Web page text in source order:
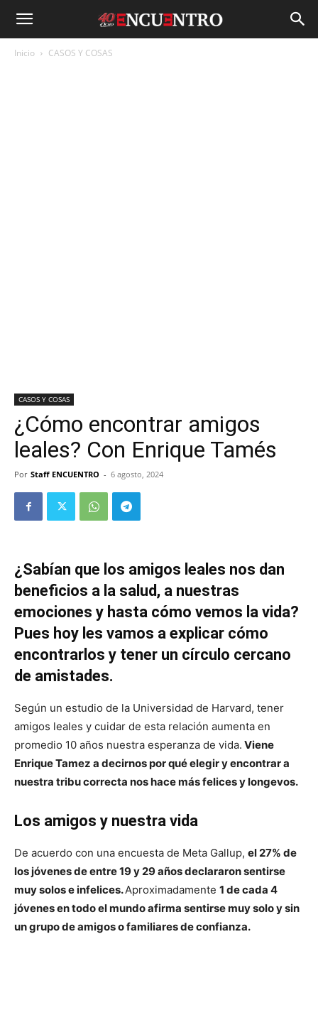
Inicio CASOS Y COSAS
CASOS Y COSAS
¿Cómo encontrar amigos
leales? Con Enrique Tamés
Por Staff ENCUENTRO - 6 agosto, 2024
¿Sabían que los amigos leales nos dan
beneficios a la salud, a nuestras
emociones y hasta cómo vemos la vida?
Pues hoy les vamos a explicar cómo
encontrarlos y tener un círculo cercano
de amistades.
Según un estudio de la Universidad de Harvard, tener
amigos leales y cuidar de esta relación aumenta en
promedio 10 años nuestra esperanza de vida. Viene
Enrique Tamez a decirnos por qué elegir y encontrar a
nuestra tribu correcta nos hace más felices y longevos.
Los amigos y nuestra vida
De acuerdo con una encuesta de Meta Gallup, el 27% de
los jóvenes de entre 19 y 29 años declararon sentirse
muy solos e infelices.Aproximadamente 1 de cada 4
jóvenes en todo el mundo afirma sentirse muy solo y sin
un grupo de amigos o familiares de confianza.